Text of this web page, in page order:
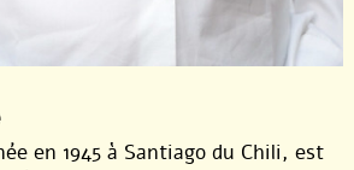
en 1945 à Santiago du Chili, est